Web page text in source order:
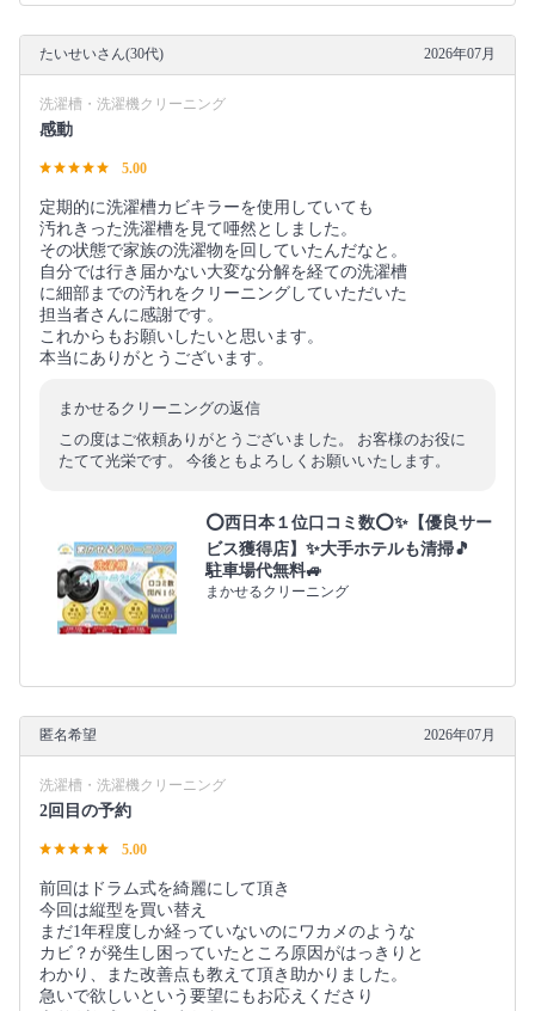
たいせいさん(30代) 2026年07月
洗濯槽・洗濯機クリーニング
感動
5.00
定期的に洗濯槽カビキラーを使用していても
汚れきった洗濯槽を見て唖然としました。
その状態で家族の洗濯物を回していたんだなと。
自分では行き届かない大変な分解を経ての洗濯槽
に細部までの汚れをクリーニングしていただいた
担当者さんに感謝です。
これからもお願いしたいと思います。
本当にありがとうございます。
まかせるクリーニングの返信
この度はご依頼ありがとうございました。 お客様のお役に
たてて光栄です。 今後ともよろしくお願いいたします。
⭕西日本１位口コミ数⭕✨【優良サー
ビス獲得店】✨大手ホテルも清掃🎵
駐車場代無料🚙
まかせるクリーニング
匿名希望 2026年07月
洗濯槽・洗濯機クリーニング
2回目の予約
5.00
前回はドラム式を綺麗にして頂き
今回は縦型を買い替え
まだ1年程度しか経っていないのにワカメのような
カビ？が発生し困っていたところ原因がはっきりと
わかり、また改善点も教えて頂き助かりました。
急いで欲しいという要望にもお応えくださり